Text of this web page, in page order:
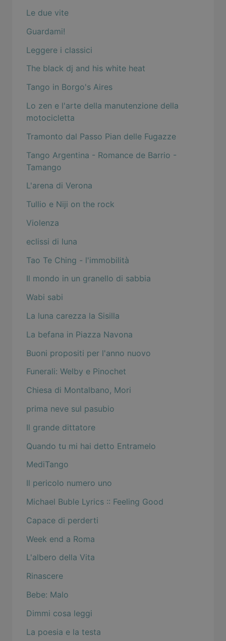
Le due vite
Guardami!
Leggere i classici
The black dj and his white heat
Tango in Borgo's Aires
Lo zen e l'arte della manutenzione della
motocicletta
Tramonto dal Passo Pian delle Fugazze
Tango Argentina - Romance de Barrio -
Tamango
L'arena di Verona
Tullio e Niji on the rock
Violenza
eclissi di luna
Tao Te Ching - l'immobilità
Il mondo in un granello di sabbia
Wabi sabi
La luna carezza la Sisilla
La befana in Piazza Navona
Buoni propositi per l'anno nuovo
Funerali: Welby e Pinochet
Chiesa di Montalbano, Mori
prima neve sul pasubio
Il grande dittatore
Quando tu mi hai detto Entramelo
MediTango
Il pericolo numero uno
Michael Buble Lyrics :: Feeling Good
Capace di perderti
Week end a Roma
L'albero della Vita
Rinascere
Bebe: Malo
Dimmi cosa leggi
La poesia e la testa